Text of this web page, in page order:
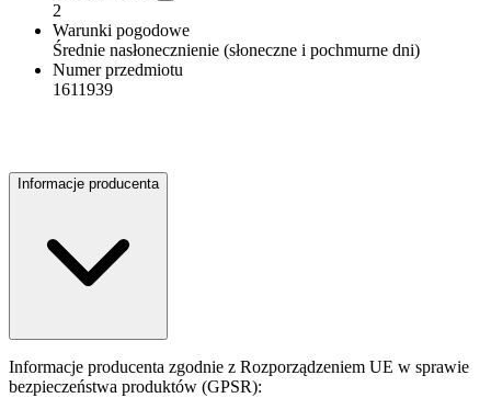
2
Warunki pogodowe
Średnie nasłonecznienie (słoneczne i pochmurne dni)
Numer przedmiotu
1611939
Informacje producenta
Informacje producenta zgodnie z Rozporządzeniem UE w sprawie
bezpieczeństwa produktów (GPSR):